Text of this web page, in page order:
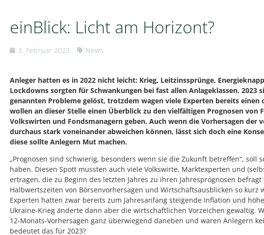
einBlick: Licht am Horizont?
3. Februar 2023 News
Anleger hatten es in 2022 nicht leicht: Krieg, Leitzinssprünge,
Lockdowns sorgten für Schwankungen bei fast allen Anlageklassen. 2023
genannten Probleme gelöst, trotzdem wagen viele Experten bereits
wollen an dieser Stelle einen Überblick zu den vielfältigen Prognosen von
Volkswirten und Fondsmanagern geben. Auch wenn die Vorhersagen der
durchaus stark voneinander abweichen können, lässt sich doch eine
diese sollte Anlegern Mut machen.
„Prognosen sind schwierig, besonders wenn sie die Zukunft betreffen“, soll
haben. Diesen Spott mussten auch viele Volkswirte, Marktexperten und
ertragen, die zu Beginn des letzten Jahres zu ihren Jahresprognosen
Halbwertszeiten von Börsenvorhersagen und Wirtschaftsausblicken so kurz
Experten hatten zwar bereits zum Jahresanfang steigende Inflation und
Ukraine-Krieg änderte dann aber die wirtschaftlichen Vorzeichen gewaltig.
12-Monats-Vorhersagen ganz überwiegend daneben und waren Anlegern
bedeutet das für 2023?